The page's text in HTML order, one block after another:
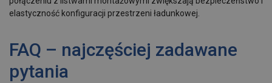
elastyczność konfiguracji przestrzeni ładunkowej.
FAQ – najczęściej zadawane
pytania